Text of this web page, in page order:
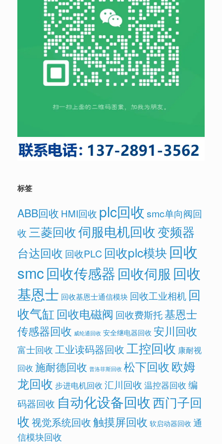
标签
ABB回收 HMI回收 plc回收 smc单向阀回
收三菱回收伺服电机回收变频器
台达回收 回收PLC 回收plc模块 回收
smc回收传感器回收伺服 回收
基恩士 回收基恩士通信模块 回收工业相机 回
收气缸 回收电磁阀 回收费斯托基恩士
传感器回收 威纶通回收 安全继电器回收 安川回收
富士回收工业读码器回收工控回收 康耐视
回收 施耐德回收 普洛菲斯回收 松下回收欧姆
龙回收 步进电机回收 汇川回收 温控器回收 编
码器回收 自动化设备回收西门子回
收视觉系统回收触摸屏回收 软启动器回收 通
信模块回收